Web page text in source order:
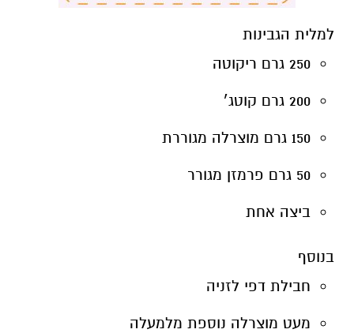
למלית הגבינות
250 גרם ריקוטה
200 גרם קוטג׳
150 גרם מוצרלה מגוררת
50 גרם פרמזן מגורר
ביצה אחת
בנוסף
חבילת דפי לזניה
מעט מוצרלה נוספת מלמעלה